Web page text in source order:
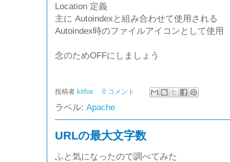
Location 定義
主に Autoindexと組み合わせて使用される
Autoindex時のファイルアイコンとして使用
念のためOFFにしましょう
投稿者 kitfox 0 コメント
ラベル: Apache
URLの最大文字数
ふと気になったので調べてみた